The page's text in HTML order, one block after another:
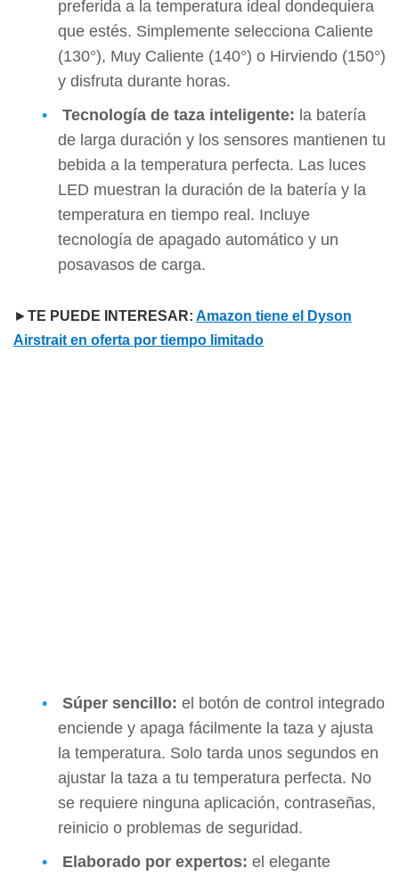
preferida a la temperatura ideal dondequiera
que estés. Simplemente selecciona Caliente
(130°), Muy Caliente (140°) o Hirviendo (150°)
y disfruta durante horas.
Tecnología de taza inteligente: la batería
de larga duración y los sensores mantienen tu
bebida a la temperatura perfecta. Las luces
LED muestran la duración de la batería y la
temperatura en tiempo real. Incluye
tecnología de apagado automático y un
posavasos de carga.
►TE PUEDE INTERESAR: Amazon tiene el Dyson
Airstrait en oferta por tiempo limitado
Súper sencillo: el botón de control integrado
enciende y apaga fácilmente la taza y ajusta
la temperatura. Solo tarda unos segundos en
ajustar la taza a tu temperatura perfecta. No
se requiere ninguna aplicación, contraseñas,
reinicio o problemas de seguridad.
Elaborado por expertos: el elegante